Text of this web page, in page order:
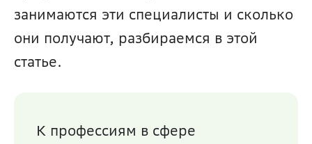
занимаются эти специалисты и сколько
они получают, разбираемся в этой
статье.
К профессиям в сфере